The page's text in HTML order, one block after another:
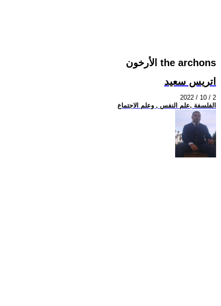
الأرخون the archons
اتريس سعيد
2022 / 10 / 2
الفلسفة ,علم النفس , وعلم الاجتماع